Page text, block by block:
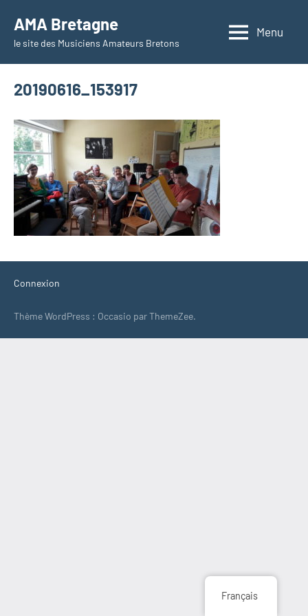
contenu
AMA Bretagne
le site des Musiciens Amateurs Bretons
Menu
20190616_153917
Connexion
Thème WordPress : Occasio par ThemeZee.
Français